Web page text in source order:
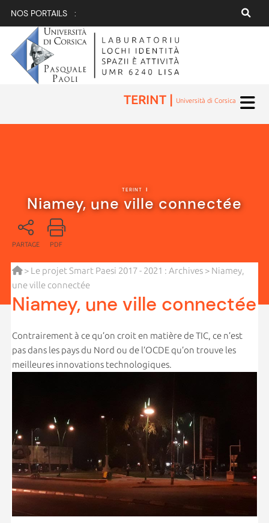
NOS PORTAILS :
TERINT | Università di Corsica
TERINT |
Niamey, une ville connectée
PARTAGE PDF
> Le projet Smart Paesi 2017 - 2021 : Archives> Niamey,
une ville connectée
Niamey, une ville connectée
Contrairement à ce qu’on croit en matière de TIC, ce n’est
pas dans les pays du Nord ou de l’OCDE qu’on trouve les
meilleures innovations technologiques.